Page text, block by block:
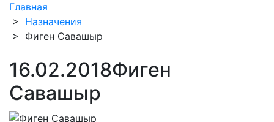
Главная
> Назначения
> Фиген Савашыр
16.02.2018Фиген
Савашыр